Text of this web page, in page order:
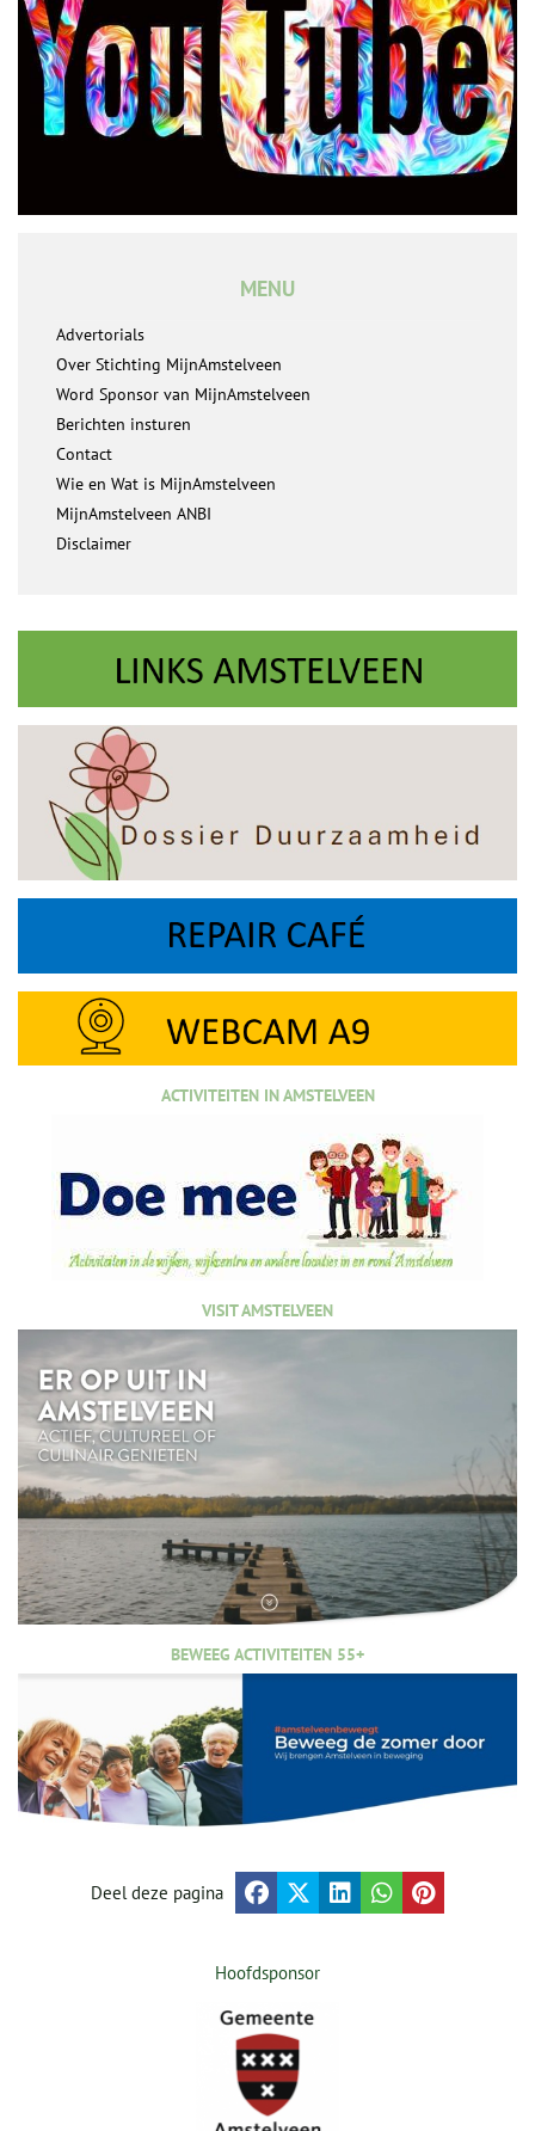
MENU
Advertorials
Over Stichting MijnAmstelveen
Word Sponsor van MijnAmstelveen
Berichten insturen
Contact
Wie en Wat is MijnAmstelveen
MijnAmstelveen ANBI
Disclaimer
ACTIVITEITEN IN AMSTELVEEN
VISIT AMSTELVEEN
BEWEEG ACTIVITEITEN 55+
Deel deze pagina
Hoofdsponsor